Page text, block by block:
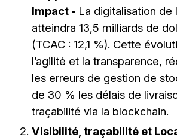
Impact - La digitalisation de
atteindra 13,5 milliards de
(TCAC : 12,1 %). Cette
l’agilité et la transparence,
les erreurs de gestion de
de 30 % les délais de
traçabilité via la blockchain.
Visibilité, traçabilité et